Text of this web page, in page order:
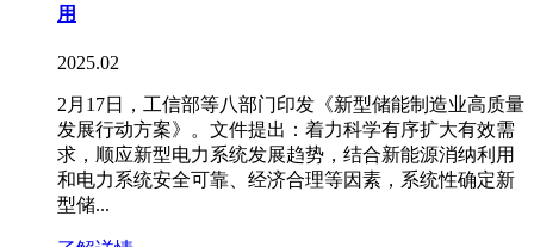
用
2025.02
2月17日，工信部等八部门印发《新型储能制造业高质量
发展行动方案》。文件提出：着力科学有序扩大有效需
求，顺应新型电力系统发展趋势，结合新能源消纳利用
和电力系统安全可靠、经济合理等因素，系统性确定新
型储...